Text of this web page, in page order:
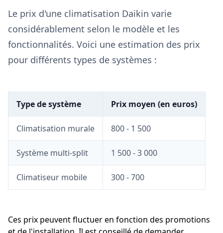
Le prix d'une climatisation Daikin varie
considérablement selon le modèle et les
fonctionnalités. Voici une estimation des prix
pour différents types de systèmes :
Type de système Prix moyen (en euros)
Climatisation murale 800 - 1 500
Système multi-split 1 500 - 3 000
Climatiseur mobile 300 - 700
Ces prix peuvent fluctuer en fonction des promotions